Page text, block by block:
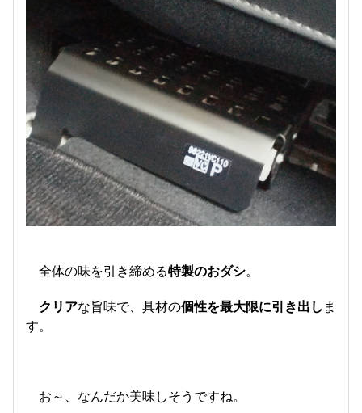
全体の味を引き締める特製のおダシ。
クリアな旨味で、具材の個性を最大限に引き出し ま
す。
お～、なんだか美味しそうですね。